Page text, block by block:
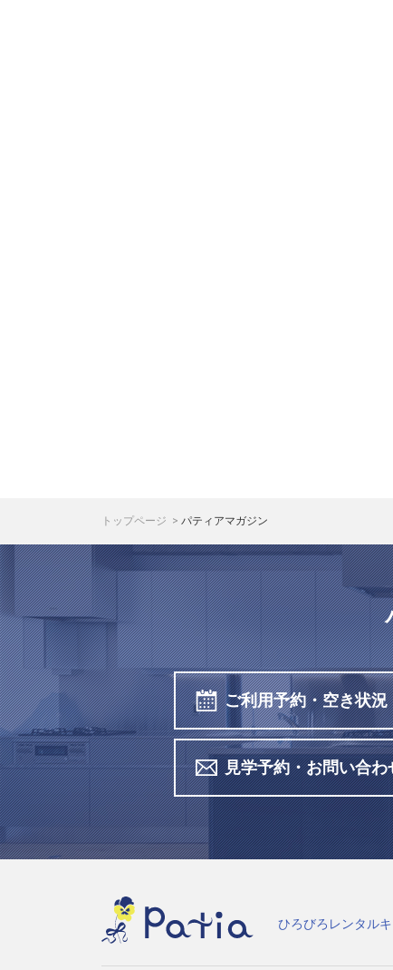
トップページ パティアマガジン
ご利用予約・空き状況
見学予約・お問い合わ
ひろびろレンタル